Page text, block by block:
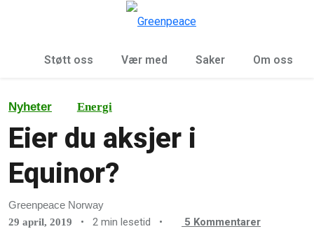
Støtt oss Vær med Saker Om oss
Nyheter Energi
Eier du aksjer i
Equinor?
Greenpeace Norway
29 april, 2019 • 2 min lesetid • 5 Kommentarer